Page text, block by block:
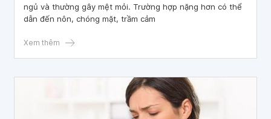
ngủ và thường gây mệt mỏi. Trường hợp nặng hơn có thể
dẫn đến nôn, chóng mặt, trầm cảm
Xem thêm